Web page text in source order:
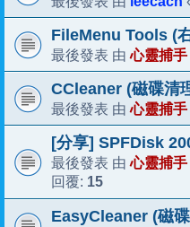
FileMenu Tools (
最後發表 由心靈捕手
CCleaner (磁碟清
最後發表 由心靈捕手
[分享] SPFDisk
最後發表 由心靈捕手
回覆: 15
EasyCleaner (磁